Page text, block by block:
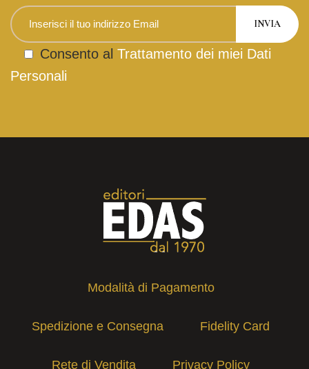
Consento al Trattamento dei miei Dati
Personali
Modalità di Pagamento
Spedizione e Consegna Fidelity Card
Rete di Vendita Privacy Policy